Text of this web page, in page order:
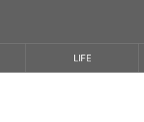
LIFE